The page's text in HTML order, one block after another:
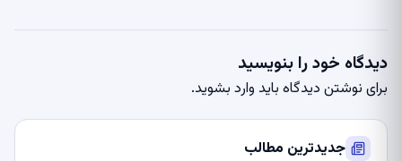
دیدگاه خود را بنویسید
برای نوشتن دیدگاه باید وارد بشوید.
جدیدترین مطالب